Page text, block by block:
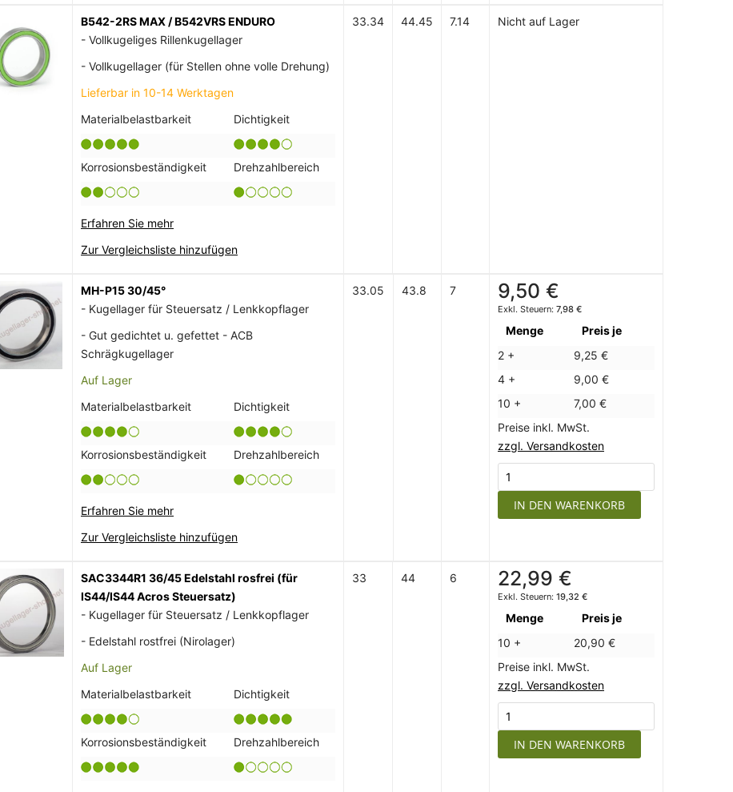
B542-2RS MAX / B542VRS ENDURO
- Vollkugeliges Rillenkugellager
- Vollkugellager (für Stellen ohne volle Drehung)
Lieferbar in 10-14 Werktagen
Materialbelastbarkeit
Dichtigkeit
Korrosionsbeständigkeit Drehzahlbereich
Erfahren Sie mehr
Zur Vergleichsliste hinzufügen
33.34 44.45 7.14 Nicht auf Lager
MH-P15 30/45°
- Kugellager für Steuersatz / Lenkkopflager
- Gut gedichtet u. gefettet - ACB
Schrägkugellager
Auf Lager
Materialbelastbarkeit
Dichtigkeit
Korrosionsbeständigkeit Drehzahlbereich
Erfahren Sie mehr
Zur Vergleichsliste hinzufügen
33.05 43.8 7 9,50 €
7,98 €
Menge
Preis je
2 +
9,25 €
4 +
9,00 €
10 +
7,00 €
Preise inkl. MwSt.
zzgl. Versandkosten
IN DEN WARENKORB
SAC3344R1 36/45 Edelstahl rosfrei (für
IS44/IS44 Acros Steuersatz)
- Kugellager für Steuersatz / Lenkkopflager
- Edelstahl rostfrei (Nirolager)
Auf Lager
Materialbelastbarkeit
Dichtigkeit
Korrosionsbeständigkeit Drehzahlbereich
33 44 6 22,99 €
19,32 €
Menge
Preis je
10 +
20,90 €
Preise inkl. MwSt.
zzgl. Versandkosten
IN DEN WARENKORB